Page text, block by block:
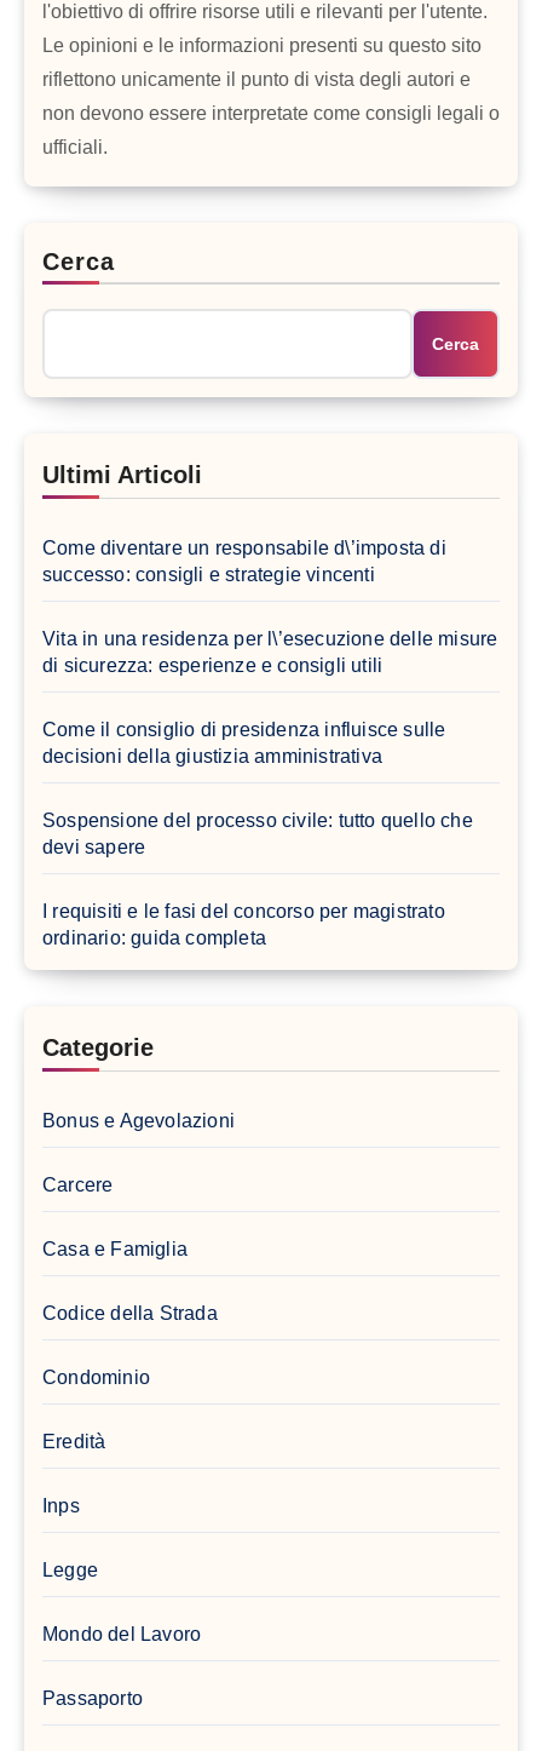
l'obiettivo di offrire risorse utili e rilevanti per l'utente.
Le opinioni e le informazioni presenti su questo sito
riflettono unicamente il punto di vista degli autori e
non devono essere interpretate come consigli legali o
ufficiali.
Cerca
Cerca
Ultimi Articoli
Come diventare un responsabile d\’imposta di
successo: consigli e strategie vincenti
Vita in una residenza per l\’esecuzione delle misure
di sicurezza: esperienze e consigli utili
Come il consiglio di presidenza influisce sulle
decisioni della giustizia amministrativa
Sospensione del processo civile: tutto quello che
devi sapere
I requisiti e le fasi del concorso per magistrato
ordinario: guida completa
Categorie
Bonus e Agevolazioni
Carcere
Casa e Famiglia
Codice della Strada
Condominio
Eredità
Inps
Legge
Mondo del Lavoro
Passaporto